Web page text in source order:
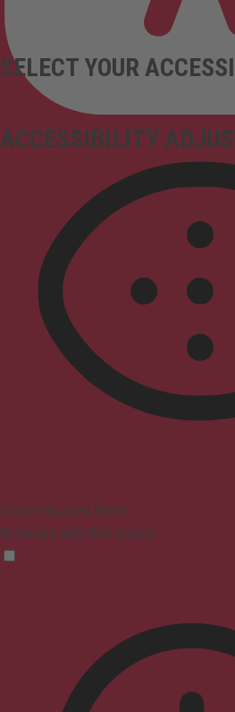
ACCESSIBILITY
SELECT YOUR
Vision Impaired Mode
Enhances website's visuals